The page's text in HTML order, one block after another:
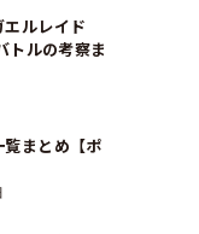
ルレイド
トルの考察ま
覧まとめ【ポ